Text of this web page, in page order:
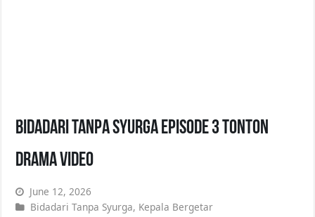
Bidadari Tanpa Syurga Episode 3 Tonton
Drama Video
June 12, 2026
Bidadari Tanpa Syurga, Kepala Bergetar